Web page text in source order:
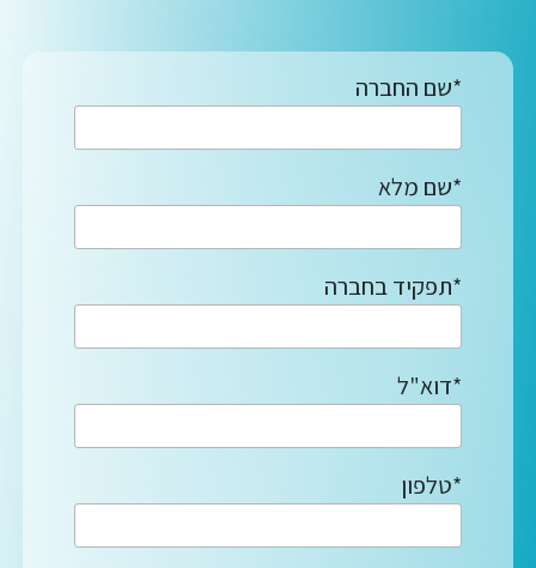
*שם החברה
*שם מלא
*תפקיד בחברה
*דוא"ל
*טלפון